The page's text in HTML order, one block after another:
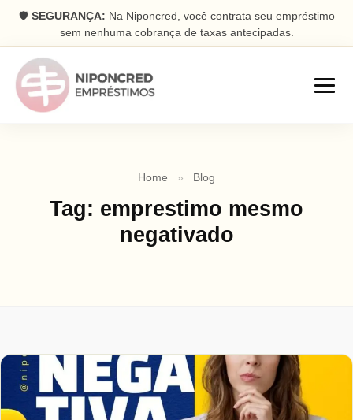
🛡️ SEGURANÇA: Na Niponcred, você contrata seu empréstimo
sem nenhuma cobrança de taxas antecipadas.
Parcelas descontadas na folha
Taxas mais baixas
Sobre
Home » Blog
Tag: emprestimo mesmo
negativado